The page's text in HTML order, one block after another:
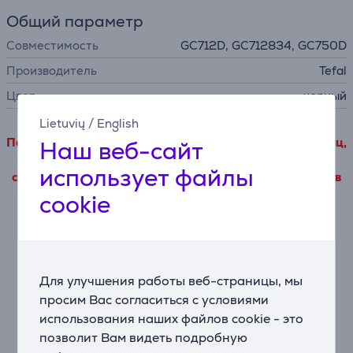
Lietuvių / English
Наш веб-сайт
использует файлы
cookie
Для улучшения работы веб-страницы, мы
просим Вас согласиться с условиями
использования наших файлов cookie - это
позволит Вам видеть подробную
Общий параметр
Совместимость
GC712D, GC712834, GC750D
Производитель
Tefal
Цвет
черный
Подробные данные о товаре, исходящие от третьих лиц,
можно просмотреть только в том случае, если Вы
согласитесь с условиями использования наших файлов
cookie.
Описание